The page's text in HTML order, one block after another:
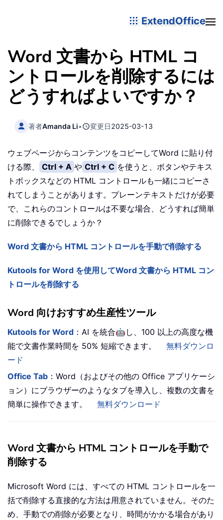
ExtendOffice
Word 文書から HTML コ
ントロールを削除するには
どうすればよいですか？
著者Amanda Li• 変更日2025-03-13
ウェブページからコンテンツをコピーしてWord に貼り付
ける際、
Ctrl + A や Ctrl + C を使うと、ボタンやテキス
トボックスなどの HTML コントロールも一緒にコピーさ
れてしまうことがあります。プレーンテキストだけが必要
で、これらのコントロールは不要な場合、どうすれば簡単
に削除できるでしょうか？
Word 文書から HTML コントロールを手動で削除する
Kutools for Word を使用してWord 文書から HTML コン
トロールを削除する
Word 向けおすすめ生産性ツール
Kutools for Word ：AI を統合🤖 し、100 以上の高度な機
能で文書作業時間を 50% 短縮できます。
無料ダウンロ
ード
Office Tab ：Word（およびその他の Office アプリケーシ
ョン）にブラウザーのようなタブを導入し、複数の文書を
簡単に操作できます。
無料ダウンロード
Word 文書から HTML コントロールを手動で
削除する
Microsoft Word には、すべての HTML コントロールを一
括で削除する直接的な方法は用意されていません。そのた
め、手動での削除が必要となり、時間がかかる場合があり